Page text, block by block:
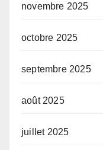
novembre 2025
octobre 2025
septembre 2025
août 2025
juillet 2025